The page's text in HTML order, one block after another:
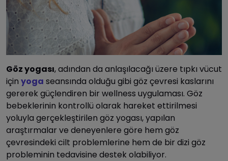
Göz yogası, adından da anlaşılacağı üzere tıpkı vücut
için yoga seansında olduğu gibi göz çevresi kaslarını
gererek güçlendiren bir wellness uygulaması. Göz
bebeklerinin kontrollü olarak hareket ettirilmesi
yoluyla gerçekleştirilen göz yogası, yapılan
araştırmalar ve deneyenlere göre hem göz
çevresindeki cilt problemlerine hem de bir dizi göz
probleminin tedavisine destek olabiliyor.